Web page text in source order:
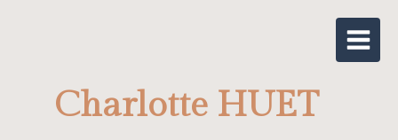
Charlotte HUET